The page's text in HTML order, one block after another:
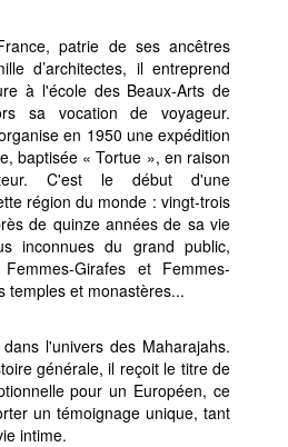
patrie de ses ancêtres
d’architectes, il entreprend
à l'école des Beaux-Arts de
sa vocation de voyageur.
en 1950 une expédition
baptisée « Tortue », en raison
C'est le début d'une
région du monde : vingt-trois
de quinze années de sa vie
inconnues du grand public,
Girafes et Femmes-
temples et monastères...
l'univers des Maharajahs.
générale, il reçoit le titre de
pour un Européen, ce
un témoignage unique, tant
intime.